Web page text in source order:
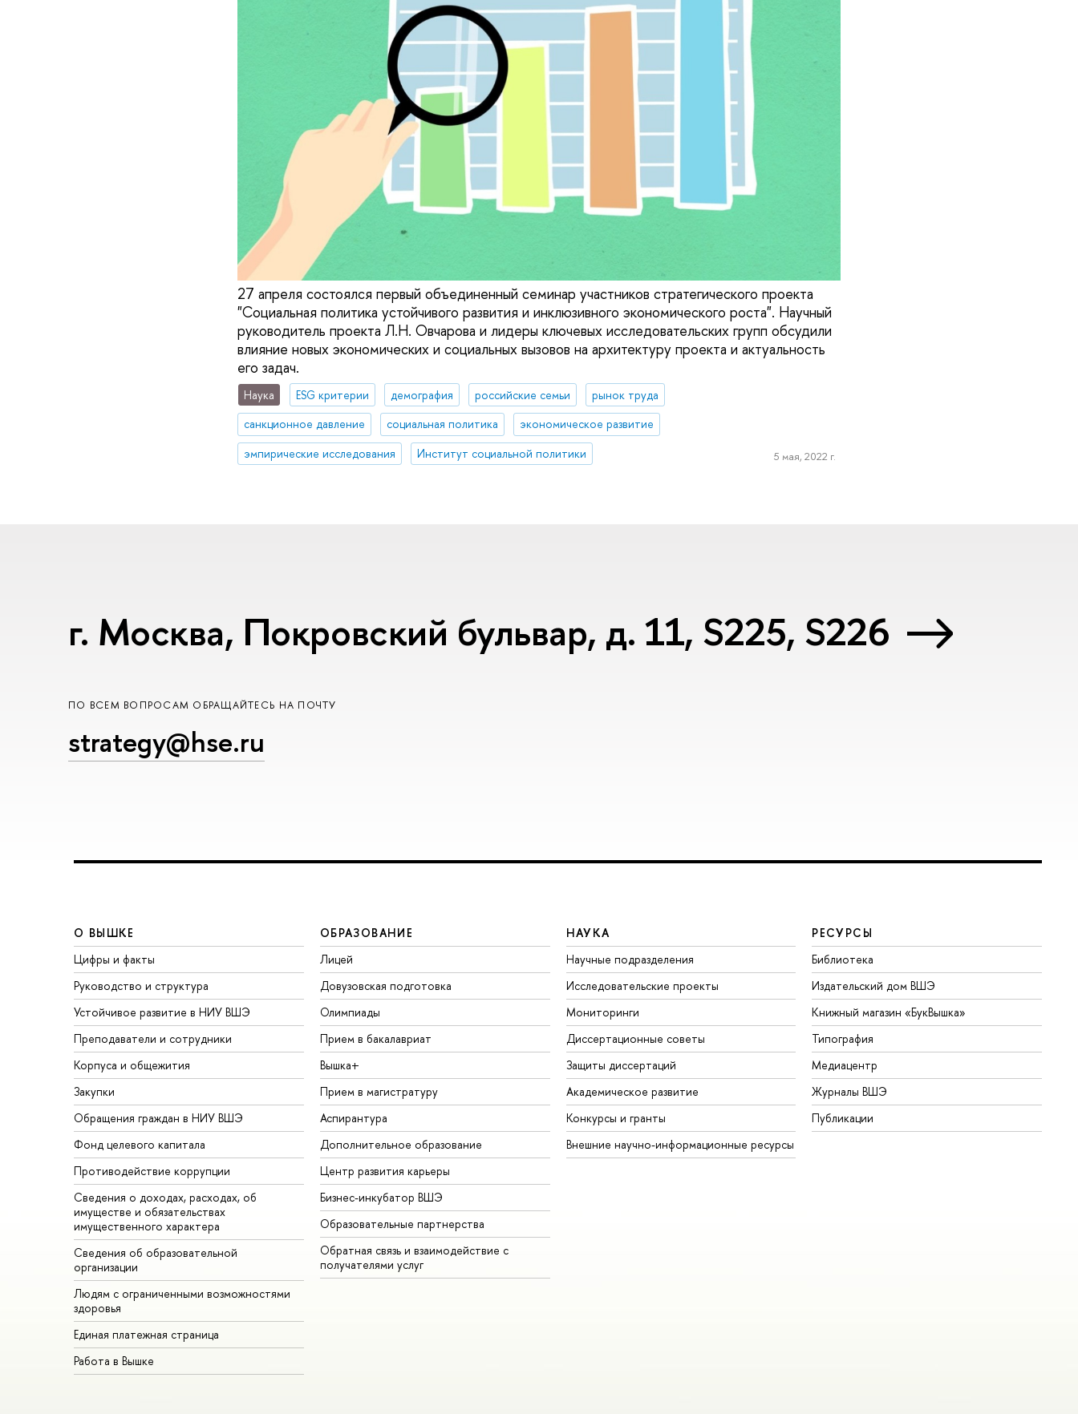
27 апреля состоялся первый объединенный семинар участников стратегического проекта
"Социальная политика устойчивого развития и инклюзивного экономического роста". Научный
руководитель проекта Л.Н. Овчарова и лидеры ключевых исследовательских групп обсудили
влияние новых экономических и социальных вызовов на архитектуру проекта и актуальность
его задач.
Наука ESG критерии демография российские семьи
рынок труда
санкционное давление
социальная политика
экономическое развитие
эмпирические исследования
Институт социальной политики 5 мая, 2022 г.
г. Москва, Покровский бульвар, д. 11, S225, S226
ПО ВСЕМ ВОПРОСАМ ОБРАЩАЙТЕСЬ НА ПОЧТУ
strategy@hse.ru
О ВЫШКЕ
Цифры и факты
Руководство и структура
Устойчивое развитие в НИУ ВШЭ
Преподаватели и сотрудники
Корпуса и общежития
Закупки
Обращения граждан в НИУ ВШЭ
Фонд целевого капитала
Противодействие коррупции
Сведения о доходах, расходах, об
имуществе и обязательствах
имущественного характера
Сведения об образовательной
организации
Людям с ограниченными возможностями
здоровья
Единая платежная страница
Работа в Вышке
ОБРАЗОВАНИЕ
Лицей
Довузовская подготовка
Олимпиады
Прием в бакалавриат
Вышка+
Прием в магистратуру
Аспирантура
Дополнительное образование
Центр развития карьеры
Бизнес-инкубатор ВШЭ
Образовательные партнерства
Обратная связь и взаимодействие с
получателями услуг
НАУКА
Научные подразделения
Исследовательские проекты
Мониторинги
Диссертационные советы
Защиты диссертаций
Академическое развитие
Конкурсы и гранты
Внешние научно-информационные ресурсы
РЕСУРСЫ
Библиотека
Издательский дом ВШЭ
Книжный магазин «БукВышка»
Типография
Медиацентр
Журналы ВШЭ
Публикации